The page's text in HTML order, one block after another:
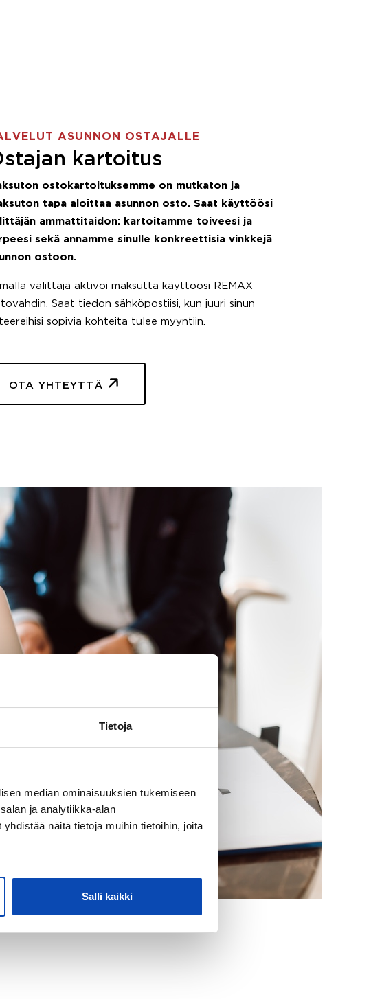
Tietoja
median ominaisuuksien tukemiseen
ja analytiikka-alan
näitä tietoja muihin tietoihin, joita
Salli kaikki
ASUNNON OSTAJALLE
kartoitus
ostokartoituksemme on mutkaton ja
tapa aloittaa asunnon osto. Saat käyttöösi
ammattitaidon: kartoitamme toiveesi ja
sekä annamme sinulle konkreettisia vinkkejä
ostoon.
välittäjä aktivoi maksutta käyttöösi REMAX
Saat tiedon sähköpostiisi, kun juuri sinun
sopivia kohteita tulee myyntiin.
OTA YHTEYTTÄ